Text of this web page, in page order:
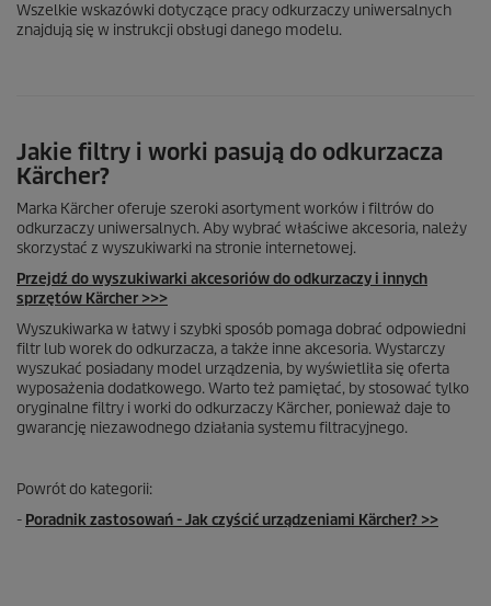
Wszelkie wskazówki dotyczące pracy odkurzaczy uniwersalnych
znajdują się w instrukcji obsługi danego modelu.
Jakie filtry i worki pasują do odkurzacza
Kärcher?
Marka Kärcher oferuje szeroki asortyment worków i filtrów do
odkurzaczy uniwersalnych. Aby wybrać właściwe akcesoria, należy
skorzystać z wyszukiwarki na stronie internetowej.
Przejdź do wyszukiwarki akcesoriów do odkurzaczy i innych
sprzętów Kärcher >>>
Wyszukiwarka w łatwy i szybki sposób pomaga dobrać odpowiedni
filtr lub worek do odkurzacza, a także inne akcesoria. Wystarczy
wyszukać posiadany model urządzenia, by wyświetliła się oferta
wyposażenia dodatkowego. Warto też pamiętać, by stosować tylko
oryginalne filtry i worki do odkurzaczy Kärcher, ponieważ daje to
gwarancję niezawodnego działania systemu filtracyjnego.
Powrót do kategorii:
- Poradnik zastosowań - Jak czyścić urządzeniami Kärcher? >>